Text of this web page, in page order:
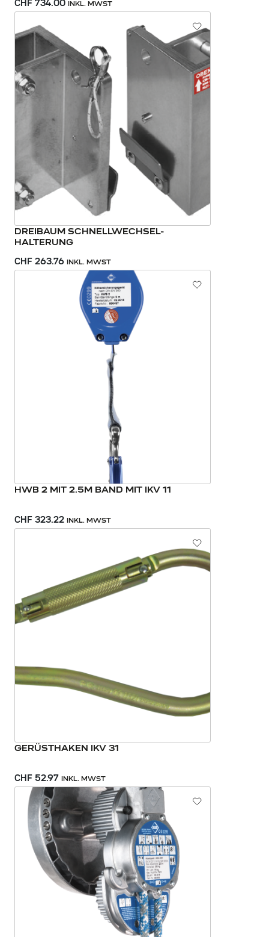
CHF 734.00 INKL. MWST
DREIBAUM SCHNELLWECHSEL-
HALTERUNG
CHF 263.76 INKL. MWST
HWB 2 MIT 2.5M BAND MIT IKV 11
CHF 323.22 INKL. MWST
GERÜSTHAKEN IKV 31
CHF 52.97 INKL. MWST